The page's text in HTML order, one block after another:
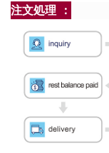
注文処理 ：